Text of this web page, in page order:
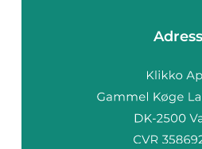
Adress